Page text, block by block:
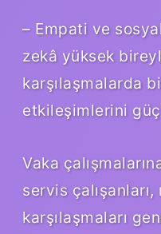
– Empati ve
zekâ yüksek
karşılaşmalarda
etkileşimlerini
Vaka
servis
karşılaşmaları